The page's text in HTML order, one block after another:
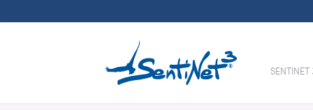
SENTINET